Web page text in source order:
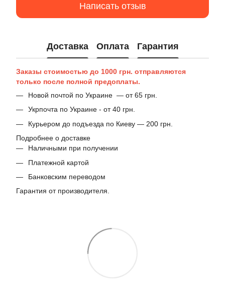
Написать отзыв
Доставка Оплата Гарантия
Заказы стоимостью до 1000 грн. отправляются
только после полной предоплаты.
Новой почтой по Украине — от 65 грн.
Укрпочта по Украине - от 40 грн.
Курьером до подъезда по Киеву — 200 грн.
Подробнее о доставке
Наличными при получении
Платежной картой
Банковским переводом
Гарантия от производителя.